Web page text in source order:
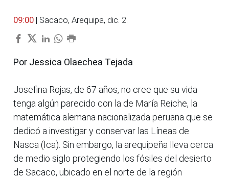
09:00 | Sacaco, Arequipa, dic. 2.
Por Jessica Olaechea Tejada
Josefina Rojas, de 67 años, no cree que su vida
tenga algún parecido con la de María Reiche, la
matemática alemana nacionalizada peruana que se
dedicó a investigar y conservar las Líneas de
Nasca (Ica). Sin embargo, la arequipeña lleva cerca
de medio siglo protegiendo los fósiles del desierto
de Sacaco, ubicado en el norte de la región